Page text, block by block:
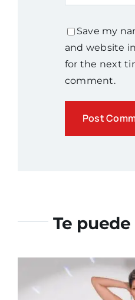
Save my
and website
for the next
comment.
Te